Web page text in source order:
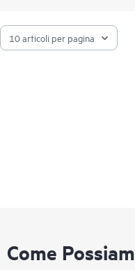
I controller Gen10 sono
Storage. La batteria HPE
dispositivi e viene venduta
Come